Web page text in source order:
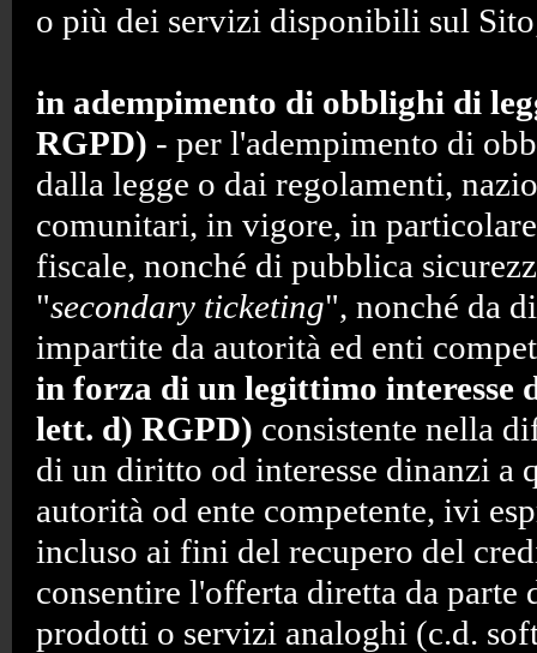
o più dei servizi disponibili sul
in adempimento di obblighi di
RGPD) - per l'adempimento di
dalla legge o dai regolamenti,
comunitari, in vigore, in
fiscale, nonché di pubblica
"secondary ticketing", nonché da
impartite da autorità ed enti
in forza di un legittimo interesse
lett. d) RGPD) consistente nella
di un diritto od interesse dinanzi a
autorità od ente competente, ivi
incluso ai fini del recupero del
consentire l'offerta diretta da parte
prodotti o servizi analoghi (c.d.